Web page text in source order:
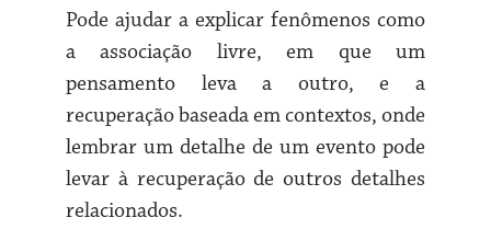
Pode ajudar a explicar fenômenos como
a associação livre, em que um
pensamento leva a outro, e a
recuperação baseada em contextos, onde
lembrar um detalhe de um evento pode
levar à recuperação de outros detalhes
relacionados.